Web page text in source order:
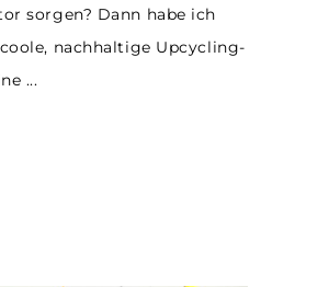
sorgen? Dann habe ich
nachhaltige Upcycling-